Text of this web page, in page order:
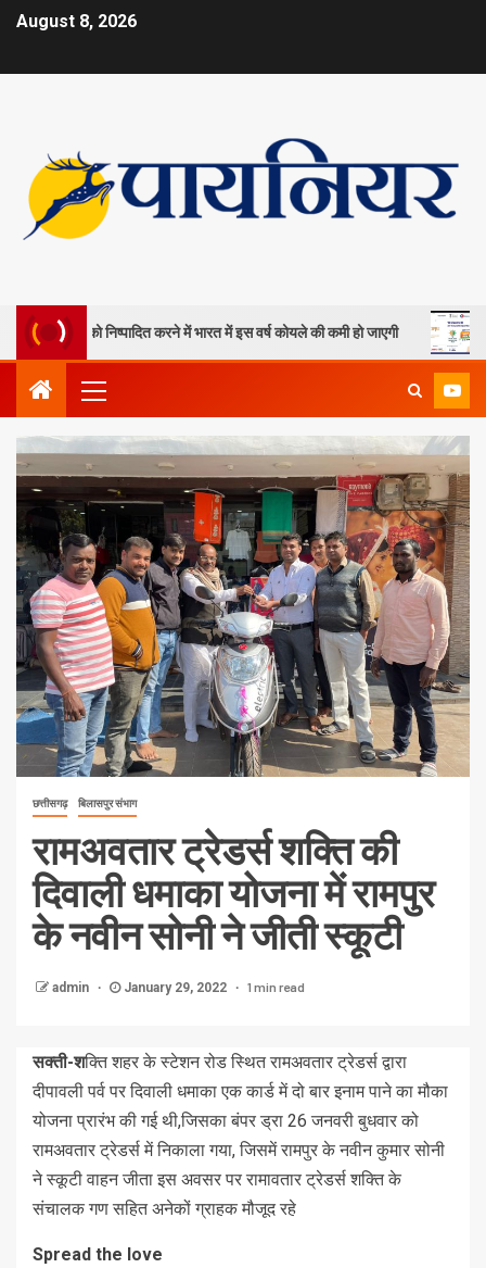
August 8, 2026
को निष्पादित करने में भारत में इस वर्ष कोयले की कमी हो जाएगी ओपी
छत्तीसगढ़ बिलासपुर संभाग
रामअवतार ट्रेडर्स शक्ति की
दिवाली धमाका योजना में रामपुर
के नवीन सोनी ने जीती स्कूटी
admin January 29, 2022 1 min read
सक्ती-शक्ति शहर के स्टेशन रोड स्थित रामअवतार ट्रेडर्स द्वारा
दीपावली पर्व पर दिवाली धमाका एक कार्ड में दो बार इनाम पाने का मौका
योजना प्रारंभ की गई थी,जिसका बंपर ड्रा 26 जनवरी बुधवार को
रामअवतार ट्रेडर्स में निकाला गया, जिसमें रामपुर के नवीन कुमार सोनी
ने स्कूटी वाहन जीता इस अवसर पर रामावतार ट्रेडर्स शक्ति के
संचालक गण सहित अनेकों ग्राहक मौजूद रहे
Spread the love